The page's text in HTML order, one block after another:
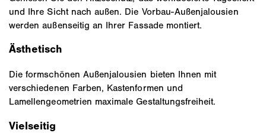
und Ihre Sicht nach außen. Die Vorbau-Außenjalousien
werden außenseitig an Ihrer Fassade montiert.
Ästhetisch
Die formschönen Außenjalousien bieten Ihnen mit
verschiedenen Farben, Kastenformen und
Lamellengeometrien maximale Gestaltungsfreiheit.
Vielseitig